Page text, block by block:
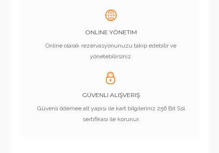
ONLINE YÖNETIM
Online olarak rezervasyonunuzu takip edebilir ve
yönetebilirsiniz.
GÜVENLI ALIŞVERIŞ
Güvenli ödemee alt yapısı ile kart bilgileriniz 256 Bit Ssl
sertifikası ile korunur.